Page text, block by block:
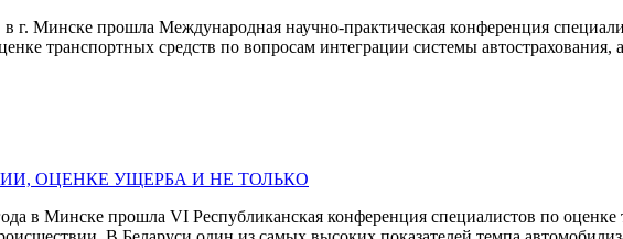
в г. Минске прошла Международная научно-практическая конференция
транспортных средств по вопросам интеграции системы
ОЦЕНКЕ УЩЕРБА И НЕ ТОЛЬКО
в Минске прошла VI Республиканская конференция специалистов по